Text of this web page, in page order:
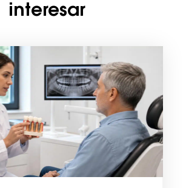
interesar